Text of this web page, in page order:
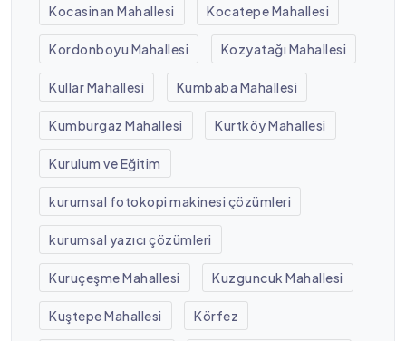
Kocasinan Mahallesi Kocatepe Mahallesi
Kordonboyu Mahallesi Kozyatağı Mahallesi
Kullar Mahallesi Kumbaba Mahallesi
Kumburgaz Mahallesi Kurtköy Mahallesi
Kurulum ve Eğitim
kurumsal fotokopi makinesi çözümleri
kurumsal yazıcı çözümleri
Kuruçeşme Mahallesi Kuzguncuk Mahallesi
Kuştepe Mahallesi Körfez